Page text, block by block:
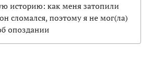
историю: как меня затопили
сломался, поэтому я не мог(ла)
опоздании